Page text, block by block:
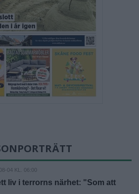
04 KL. 06:00
liv i terrorns närhet: "Som att